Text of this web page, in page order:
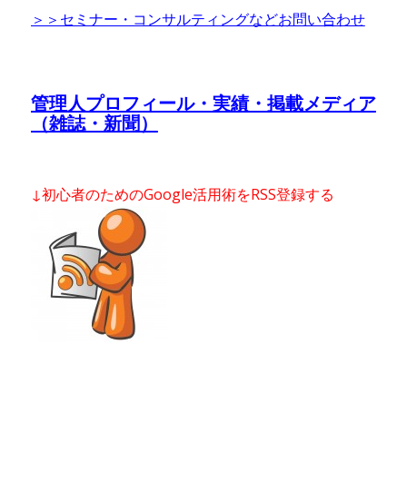
＞＞セミナー・コンサルティングなどお問い合わせ
管理人プロフィール・実績・掲載メディア
（雑誌・新聞）
↓初心者のためのGoogle活用術をRSS登録する